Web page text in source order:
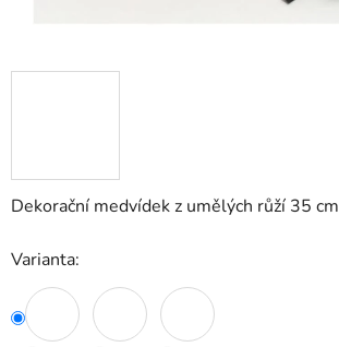
Dekorační medvídek z umělých růží 35 cm
Varianta: